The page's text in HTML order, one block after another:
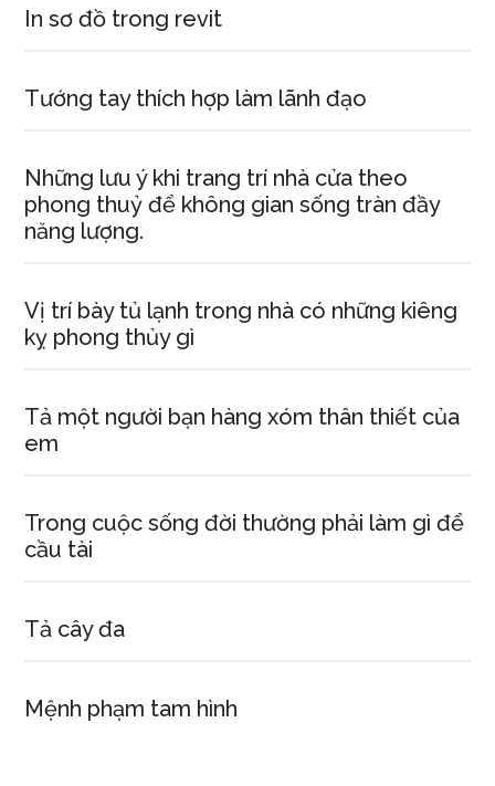
In sơ đồ trong revit
Tướng tay thích hợp làm lãnh đạo
Những lưu ý khi trang trí nhà cửa theo
phong thuỷ để không gian sống tràn đầy
năng lượng.
Vị trí bày tủ lạnh trong nhà có những kiêng
kỵ phong thủy gì
Tả một người bạn hàng xóm thân thiết của
em
Trong cuộc sống đời thường phải làm gì để
cầu tài
Tả cây đa
Mệnh phạm tam hình